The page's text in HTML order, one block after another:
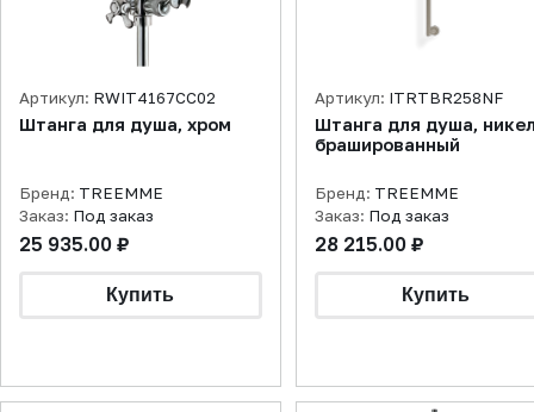
Артикул: RWIT4167CC02
Штанга для душа, хром
Бренд: TREEMME
Заказ: Под заказ
25 935.00 ₽
Артикул: ITRTBR258NF
Штанга для душа,
брашированный
Бренд: TREEMME
Заказ: Под заказ
28 215.00 ₽